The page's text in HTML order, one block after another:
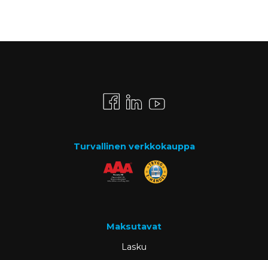
Turvallinen verkkokauppa
Maksutavat
Lasku